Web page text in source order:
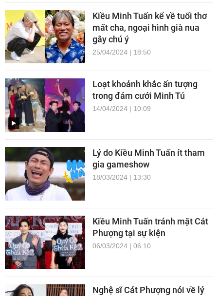
Kiều Minh Tuấn kể về tuổi thơ
mất cha, ngoại hình già nua
gây chú ý
25/04/2024 | 18:50
Loạt khoảnh khắc ấn tượng
trong đám cưới Minh Tú
14/04/2024 | 10:09
Lý do Kiều Minh Tuấn ít tham
gia gameshow
18/03/2024 | 13:30
Kiều Minh Tuấn tránh mặt Cát
Phượng tại sự kiện
06/03/2024 | 06:10
Nghệ sĩ Cát Phượng nói về lý